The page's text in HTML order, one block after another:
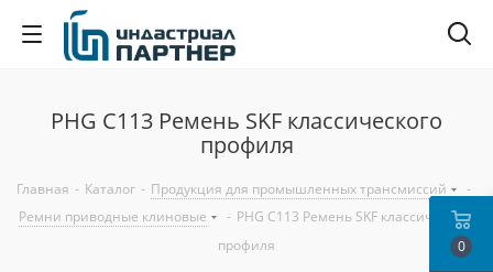
PHG C113 Ремень SKF классического
профиля
Главная - Каталог - Продукция для промышленных трансмиссий
-
Ремни приводные клиновые
- PHG C113 Ремень SKF классического
профиля
0